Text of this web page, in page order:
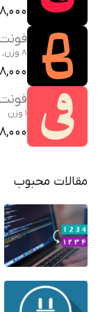
698,000
فونت
8 وزن, وریبل
698,000
1 وزن
498,000
مقالات محبوب